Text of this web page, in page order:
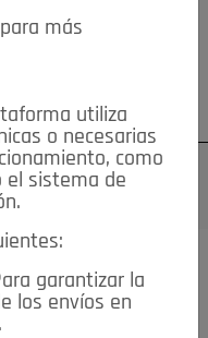
CONTACTO
su contraseña?
Deportes y Ocio
para más
utiliza
o necesarias
como
el sistema de
garantizar la
los envíos en